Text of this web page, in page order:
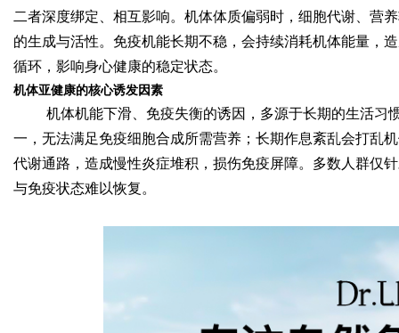
二者深度绑定、相互影响。机体体质偏弱时，细胞代谢、营
的生成与活性。免疫机能长期不稳，会持续消耗机体能量，
循环，影响身心健康的稳定状态。
机体亚健康的核心诱发因素
机体机能下滑、免疫失衡的诱因，多源于长期的生活习
一，无法满足免疫细胞合成所需营养；长期作息紊乱会打乱
代谢通路，造成慢性炎症堆积，损伤免疫屏障。多数人群仅
与免疫状态难以恢复。